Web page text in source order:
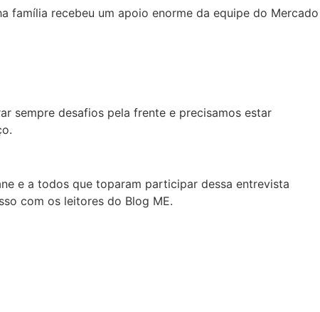
família recebeu um apoio enorme da equipe do Mercado
sempre desafios pela frente e precisamos estar
e a todos que toparam participar dessa entrevista
com os leitores do Blog ME.